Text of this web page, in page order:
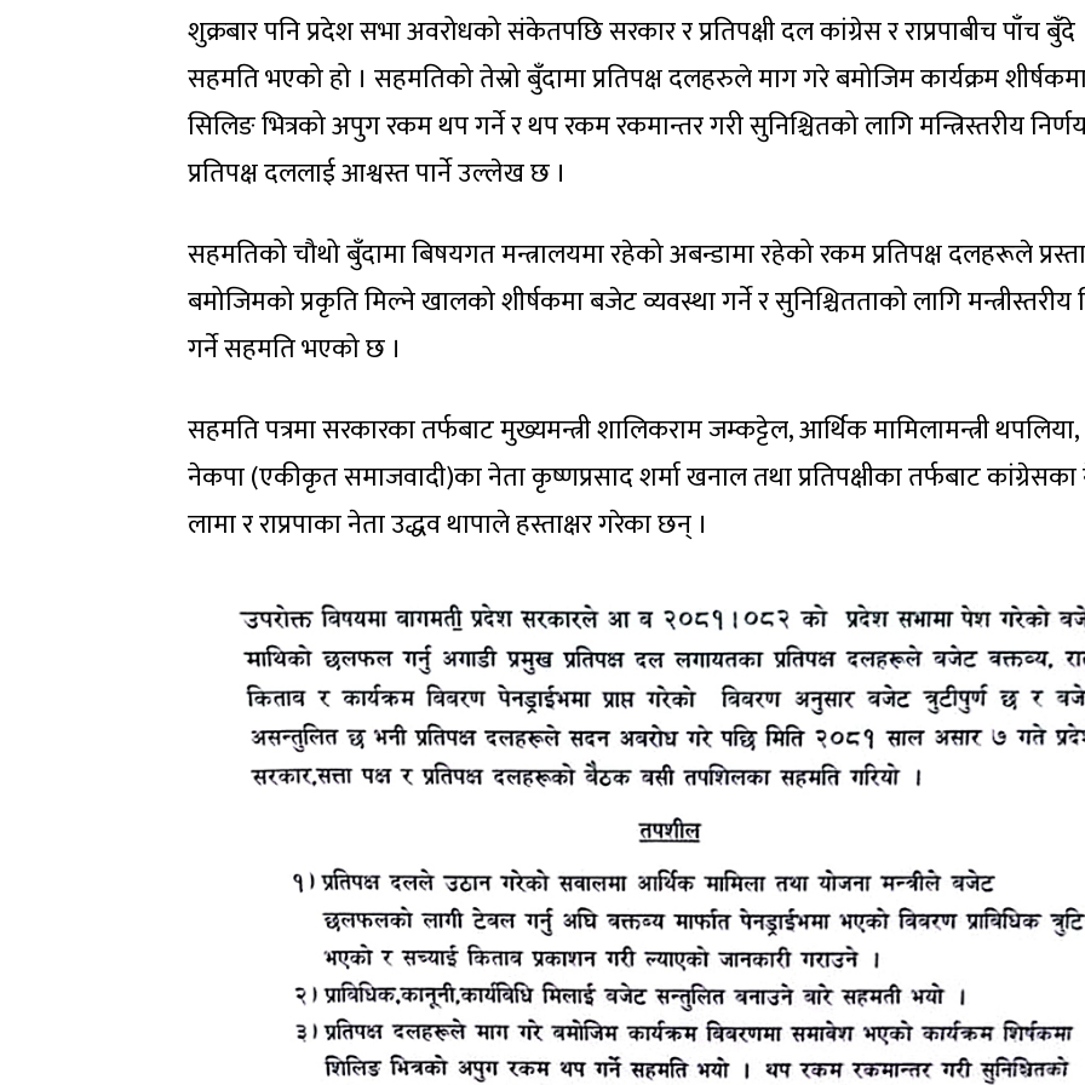
शुक्रबार पनि प्रदेश सभा अवरोधको संकेतपछि सरकार र प्रतिपक्षी दल कांग्रेस र राप्रपाबीच पाँच बुँदे
सहमति भएको हो । सहमतिको तेस्रो बुँदामा प्रतिपक्ष दलहरुले माग गरे बमोजिम कार्यक्रम
सिलिङ भित्रको अपुग रकम थप गर्ने र थप रकम रकमान्तर गरी सुनिश्चितको लागि मन्त्रिस्तरीय
प्रतिपक्ष दललाई आश्वस्त पार्ने उल्लेख छ ।
सहमतिको चौथो बुँदामा बिषयगत मन्त्रालयमा रहेको अबन्डामा रहेको रकम प्रतिपक्ष दलहरूले
बमोजिमको प्रकृति मिल्ने खालको शीर्षकमा बजेट व्यवस्था गर्ने र सुनिश्चितताको लागि मन्त्रीस्तरीय
गर्ने सहमति भएको छ ।
सहमति पत्रमा सरकारका तर्फबाट मुख्यमन्त्री शालिकराम जम्कट्टेल, आर्थिक मामिलामन्त्री थपलिया,
नेकपा (एकीकृत समाजवादी)का नेता कृष्णप्रसाद शर्मा खनाल तथा प्रतिपक्षीका तर्फबाट कांग्रेसका
लामा र राप्रपाका नेता उद्धव थापाले हस्ताक्षर गरेका छन् ।